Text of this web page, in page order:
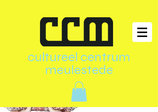
cultureel centrum
meulestede